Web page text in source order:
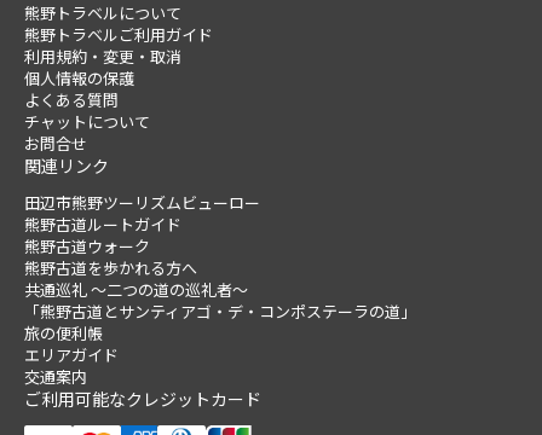
熊野トラベルについて
熊野トラベルご利用ガイド
利用規約・変更・取消
個人情報の保護
よくある質問
チャットについて
お問合せ
関連リンク
田辺市熊野ツーリズムビューロー
熊野古道ルートガイド
熊野古道ウォーク
熊野古道を歩かれる方へ
共通巡礼 ～二つの道の巡礼者～
「熊野古道とサンティアゴ・デ・コンポステーラの道」
旅の便利帳
エリアガイド
交通案内
ご利用可能なクレジットカード